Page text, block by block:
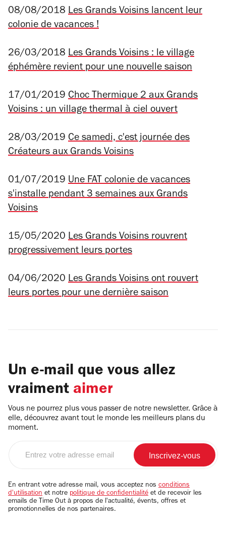
08/08/2018 Les Grands Voisins lancent leur
colonie de vacances !
26/03/2018 Les Grands Voisins : le village
éphémère revient pour une nouvelle saison
17/01/2019 Choc Thermique 2 aux Grands
Voisins : un village thermal à ciel ouvert
28/03/2019 Ce samedi, c'est journée des
Créateurs aux Grands Voisins
01/07/2019 Une FAT colonie de vacances
s'installe pendant 3 semaines aux Grands
Voisins
15/05/2020 Les Grands Voisins rouvrent
progressivement leurs portes
04/06/2020 Les Grands Voisins ont rouvert
leurs portes pour une dernière saison
Un e-mail que vous allez
vraiment aimer
Vous ne pourrez plus vous passer de notre newsletter. Grâce à
elle, découvrez avant tout le monde les meilleurs plans du
moment.
email
En entrant votre adresse mail, vous acceptez nos conditions
d'utilisation et notre politique de confidentialité et de recevoir les
emails de Time Out à propos de l'actualité, évents, offres et
promotionnelles de nos partenaires.